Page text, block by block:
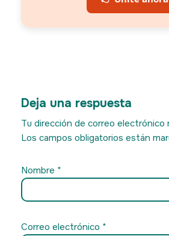
Deja una respuesta
Tu dirección de correo electrónico
Los campos obligatorios están
Nombre *
Correo electrónico *